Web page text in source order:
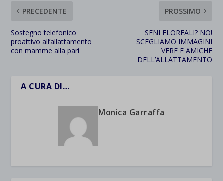
PRECEDENTE
Sostegno telefonico
proattivo all’allattamento
con mamme alla pari
PROSSIMO
SENI FLOREALI? NO!
SCEGLIAMO IMMAGINI
VERE E AMICHE
DELL’ALLATTAMENTO
A CURA DI…
Monica Garraffa